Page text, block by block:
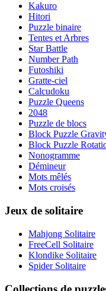
Kakuro
Hitori
Puzzle binaire
Tentes et Arbres
Star Battle
Number Path
Futoshiki
Gratte-ciel
Calcudoku
Puzzle Queens
2048
Puzzle de blocs
Block Puzzle
Block Puzzle
Nonogramme
Démineur
Mots mêlés
Mots croisés
Jeux de solitaire
Mahjong Solitaire
FreeCell Solitaire
Klondike Solitaire
Spider Solitaire